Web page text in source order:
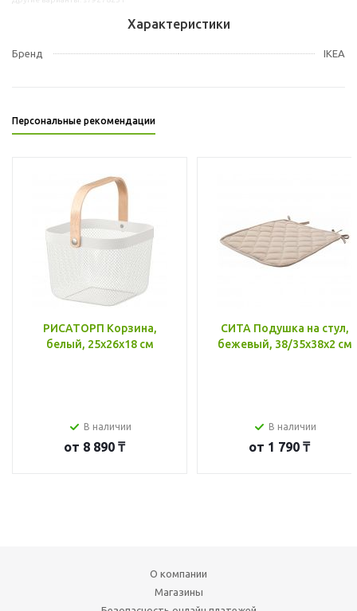
Характеристики
Бренд IKEA
Персональные рекомендации
РИСАТОРП Корзина,
белый, 25x26x18 см
В наличии
от 8 890 ₸
СИТА Подушка на стул,
бежевый, 38/35x38x2 см
В наличии
от 1 790 ₸
О компании
Магазины